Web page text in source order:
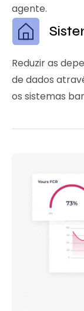
agente.
Reduzir as
de dados
os sistemas